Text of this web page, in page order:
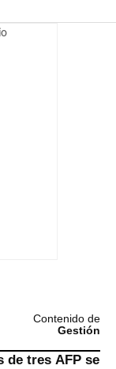
Contenido de
Gestión
de tres AFP se